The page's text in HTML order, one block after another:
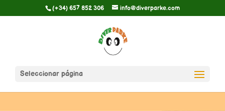
(+34) 657 852 306 info@diverparke.com
Seleccionar página